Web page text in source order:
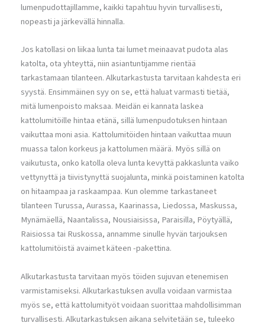
lumenpudottajillamme, kaikki tapahtuu hyvin turvallisesti,
nopeasti ja järkevällä hinnalla.
Jos katollasi on liikaa lunta tai lumet meinaavat pudota alas
katolta, ota yhteyttä, niin asiantuntijamme rientää
tarkastamaan tilanteen. Alkutarkastusta tarvitaan kahdesta eri
syystä. Ensimmäinen syy on se, että haluat varmasti tietää,
mitä lumenpoisto maksaa. Meidän ei kannata laskea
kattolumitöille hintaa etänä, sillä lumenpudotuksen hintaan
vaikuttaa moni asia. Kattolumitöiden hintaan vaikuttaa muun
muassa talon korkeus ja kattolumen määrä. Myös sillä on
vaikutusta, onko katolla oleva lunta kevyttä pakkaslunta vaiko
vettynyttä ja tiivistynyttä suojalunta, minkä poistaminen katolta
on hitaampaa ja raskaampaa. Kun olemme tarkastaneet
tilanteen Turussa, Aurassa, Kaarinassa, Liedossa, Maskussa,
Mynämäellä, Naantalissa, Nousiaisissa, Paraisilla, Pöytyällä,
Raisiossa tai Ruskossa, annamme sinulle hyvän tarjouksen
kattolumitöistä avaimet käteen -pakettina.
Alkutarkastusta tarvitaan myös töiden sujuvan etenemisen
varmistamiseksi. Alkutarkastuksen avulla voidaan varmistaa
myös se, että kattolumityöt voidaan suorittaa mahdollisimman
turvallisesti. Alkutarkastuksen aikana selvitetään se, tuleeko